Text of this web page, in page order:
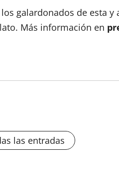
galardonados de
Más información en
las entradas